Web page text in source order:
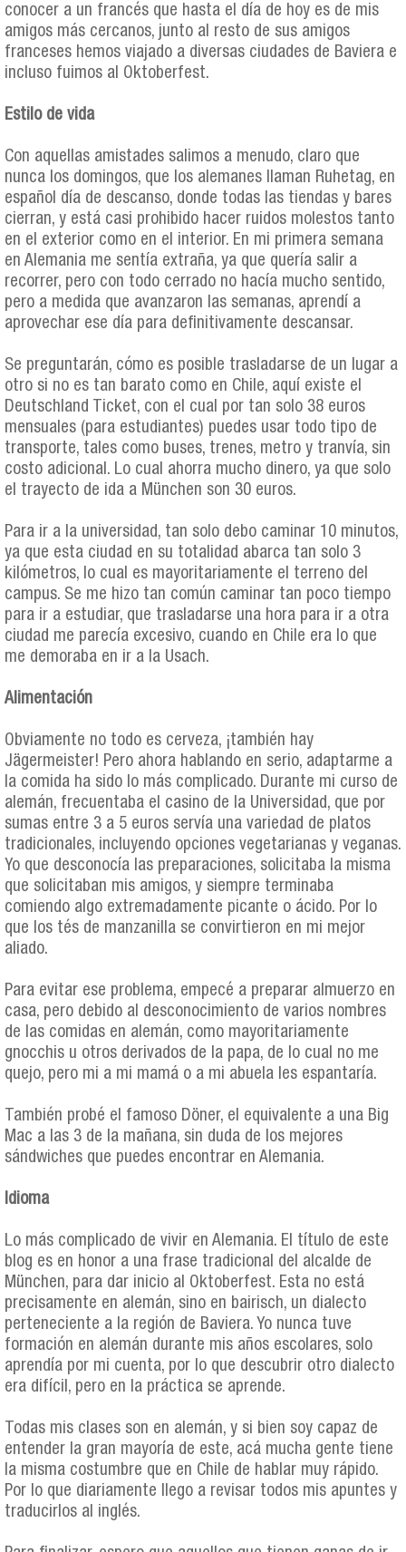
conocer a un francés que hasta el día de hoy es de mis
amigos más cercanos, junto al resto de sus amigos
franceses hemos viajado a diversas ciudades de Baviera e
incluso fuimos al Oktoberfest.
Estilo de vida
Con aquellas amistades salimos a menudo, claro que
nunca los domingos, que los alemanes llaman Ruhetag, en
español día de descanso, donde todas las tiendas y bares
cierran, y está casi prohibido hacer ruidos molestos tanto
en el exterior como en el interior. En mi primera semana
en Alemania me sentía extraña, ya que quería salir a
recorrer, pero con todo cerrado no hacía mucho sentido,
pero a medida que avanzaron las semanas, aprendí a
aprovechar ese día para definitivamente descansar.
Se preguntarán, cómo es posible trasladarse de un lugar a
otro si no es tan barato como en Chile, aquí existe el
Deutschland Ticket, con el cual por tan solo 38 euros
mensuales (para estudiantes) puedes usar todo tipo de
transporte, tales como buses, trenes, metro y tranvía, sin
costo adicional. Lo cual ahorra mucho dinero, ya que solo
el trayecto de ida a München son 30 euros.
Para ir a la universidad, tan solo debo caminar 10 minutos,
ya que esta ciudad en su totalidad abarca tan solo 3
kilómetros, lo cual es mayoritariamente el terreno del
campus. Se me hizo tan común caminar tan poco tiempo
para ir a estudiar, que trasladarse una hora para ir a otra
ciudad me parecía excesivo, cuando en Chile era lo que
me demoraba en ir a la Usach.
Alimentación
Obviamente no todo es cerveza, ¡también hay
Jägermeister! Pero ahora hablando en serio, adaptarme a
la comida ha sido lo más complicado. Durante mi curso de
alemán, frecuentaba el casino de la Universidad, que por
sumas entre 3 a 5 euros servía una variedad de platos
tradicionales, incluyendo opciones vegetarianas y veganas.
Yo que desconocía las preparaciones, solicitaba la misma
que solicitaban mis amigos, y siempre terminaba
comiendo algo extremadamente picante o ácido. Por lo
que los tés de manzanilla se convirtieron en mi mejor
aliado.
Para evitar ese problema, empecé a preparar almuerzo en
casa, pero debido al desconocimiento de varios nombres
de las comidas en alemán, como mayoritariamente
gnocchis u otros derivados de la papa, de lo cual no me
quejo, pero mi a mi mamá o a mi abuela les espantaría.
También probé el famoso Döner, el equivalente a una Big
Mac a las 3 de la mañana, sin duda de los mejores
sándwiches que puedes encontrar en Alemania.
Idioma
Lo más complicado de vivir en Alemania. El título de este
blog es en honor a una frase tradicional del alcalde de
München, para dar inicio al Oktoberfest. Esta no está
precisamente en alemán, sino en bairisch, un dialecto
perteneciente a la región de Baviera. Yo nunca tuve
formación en alemán durante mis años escolares, solo
aprendía por mi cuenta, por lo que descubrir otro dialecto
era difícil, pero en la práctica se aprende.
Todas mis clases son en alemán, y si bien soy capaz de
entender la gran mayoría de este, acá mucha gente tiene
la misma costumbre que en Chile de hablar muy rápido.
Por lo que diariamente llego a revisar todos mis apuntes y
traducirlos al inglés.